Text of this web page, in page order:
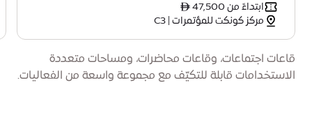
ابتداءً من ê 47,500
مركز كونكت للمؤتمرات | C3
قاعات اجتماعات، وقاعات محاضرات، ومساحات متعددة
الاستخدامات قابلة للتكيّف مع مجموعة واسعة من الفعاليات.